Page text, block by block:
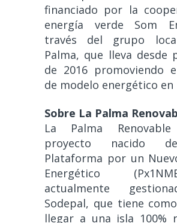
financiado por la
energía verde Som
través del grupo
Palma, que lleva desde
de 2016 promoviendo
de modelo energético en
Sobre La Palma
La Palma
proyecto nacido
Plataforma por un
Energético
actualmente
Sodepal, que tiene
llegar a una isla 100%